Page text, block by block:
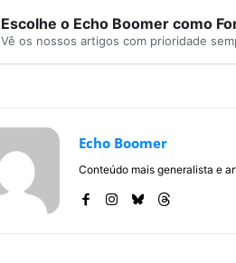
Escolhe o Echo Boomer como
Vê os nossos artigos com prioridade
Echo Boomer
Conteúdo mais generalista e